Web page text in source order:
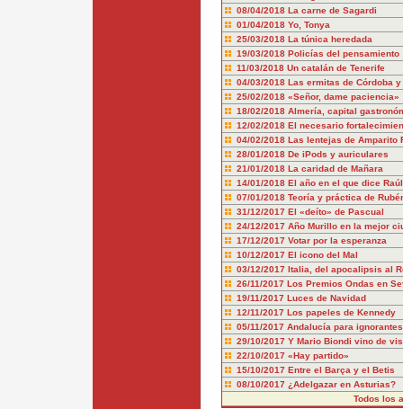
08/04/2018 La carne de Sagardi
01/04/2018 Yo, Tonya
25/03/2018 La túnica heredada
19/03/2018 Policías del pensamiento
11/03/2018 Un catalán de Tenerife
04/03/2018 Las ermitas de Córdoba
25/02/2018 «Señor, dame paciencia»
18/02/2018 Almería, capital
12/02/2018 El necesario
04/02/2018 Las lentejas de Amparito
28/01/2018 De iPods y auriculares
21/01/2018 La caridad de Mañara
14/01/2018 El año en el que dice
07/01/2018 Teoría y práctica de
31/12/2017 El «deíto» de Pascual
24/12/2017 Año Murillo en la mejor
17/12/2017 Votar por la esperanza
10/12/2017 El icono del Mal
03/12/2017 Italia, del apocalipsis al
26/11/2017 Los Premios Ondas en
19/11/2017 Luces de Navidad
12/11/2017 Los papeles de Kennedy
05/11/2017 Andalucía para ignorantes
29/10/2017 Y Mario Biondi vino de
22/10/2017 «Hay partido»
15/10/2017 Entre el Barça y el Betis
08/10/2017 ¿Adelgazar en Asturias?
Todos los